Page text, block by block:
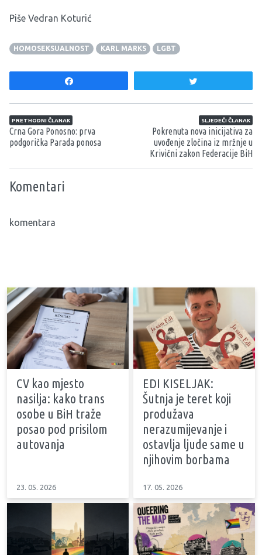
Piše Vedran Koturić
HOMOSEKSUALNOST KARL MARKS LGBT
Navigacija članaka
PRETHODNI ČLANAK
Crna Gora Ponosno: prva
podgorička Parada ponosa
SLJEDEĆI ČLANAK
Pokrenuta nova inicijativa za
uvođenje zločina iz mržnje u
Krivični zakon Federacije BiH
Komentari
komentara
CV kao mjesto
nasilja: kako trans
osobe u BiH traže
posao pod prisilom
autovanja
23. 05. 2026
EDI KISELJAK:
Šutnja je teret koji
produžava
nerazumijevanje i
ostavlja ljude same u
njihovim borbama
17. 05. 2026